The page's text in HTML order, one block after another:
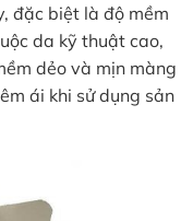
đặc biệt là độ mềm
da kỹ thuật cao,
dẻo và mịn màng
ái khi sử dụng sản